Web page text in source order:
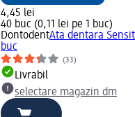
4,45 lei
40 buc (0,11 lei pe 1 buc)
DontodentAta dentara
buc
(33)
Livrabil
selectare magazin dm